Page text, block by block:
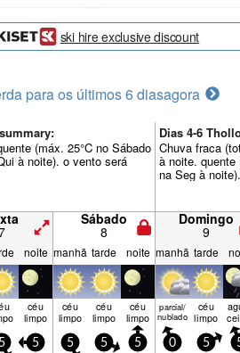
ski hire exclusive discount
para os últimos 6 diasagora
(máx. 25°C no Sábado
à noite). o vento será
Dias 4-6
Chuva fraca
à noite. quente
na Seg à
Sábado
8
Domingo
9
noite manhã tarde noite manhã tarde
céu
limpo
céu
limpo
céu
limpo
céu
limpo
parcial/
nublado
céu
limpo
5 5 5 5 5 0 5